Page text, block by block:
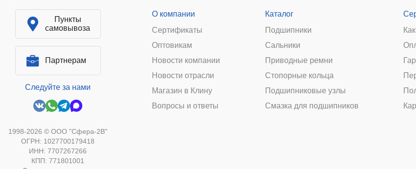
Пункты
самовывоза
Партнерам
Следуйте за нами
1998-2026 © ООО "Сфера-2В"
ОГРН: 1027700179418
ИНН: 7707267266
КПП: 771801001
О компании
Сертификаты
Оптовикам
Новости компании
Новости отрасли
Магазин в Клину
Вопросы и ответы
Каталог
Подшипники
Сальники
Приводные ремни
Стопорные кольца
Подшипниковые узлы
Смазка для подшипников